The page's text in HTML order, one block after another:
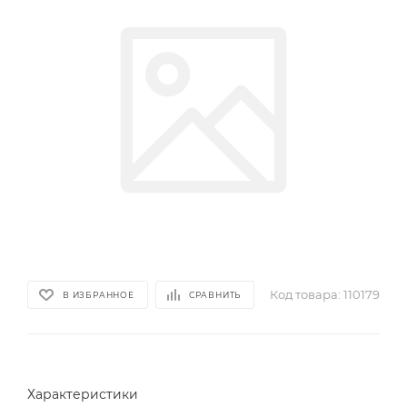
В ИЗБРАННОЕ СРАВНИТЬ Код товара: 110179
Характеристики